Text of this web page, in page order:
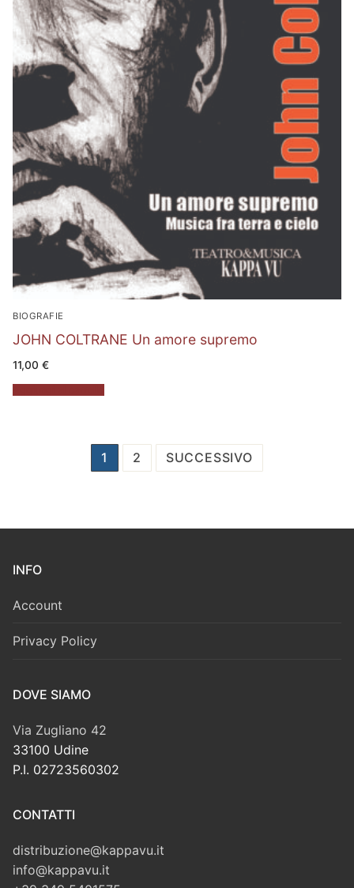
BIOGRAFIE
JOHN COLTRANE Un amore supremo
11,00 €
Paginazione
1 2 SUCCESSIVO
INFO
Account
Privacy Policy
DOVE SIAMO
Via Zugliano 42
33100 Udine
P.I. 02723560302
CONTATTI
distribuzione@kappavu.it
info@kappavu.it